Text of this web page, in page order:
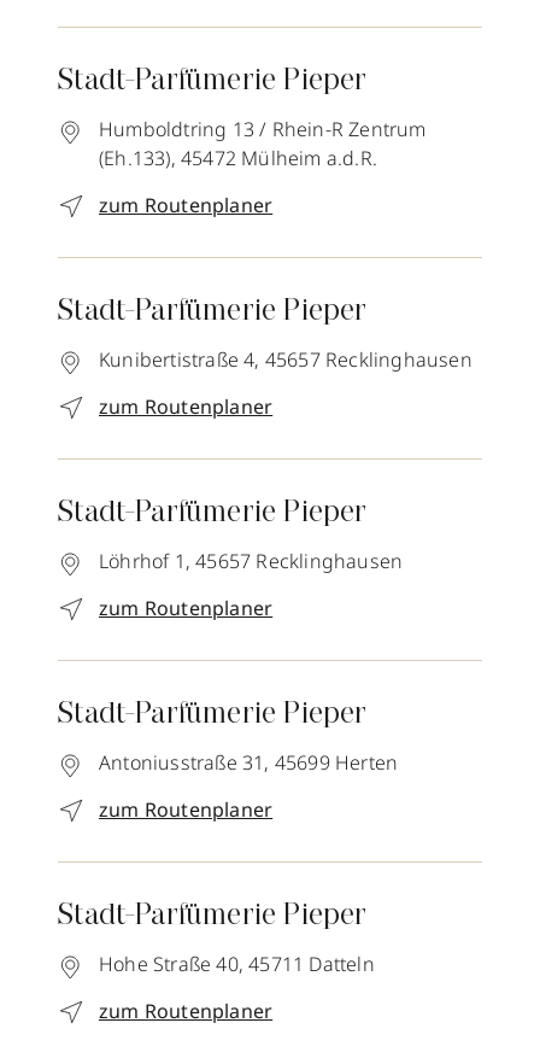
Stadt-Parfümerie Pieper
Humboldtring 13 / Rhein-R Zentrum
(Eh.133), 45472 Mülheim a.d.R.
zum Routenplaner
Stadt-Parfümerie Pieper
Kunibertistraße 4, 45657 Recklinghausen
zum Routenplaner
Stadt-Parfümerie Pieper
Löhrhof 1, 45657 Recklinghausen
zum Routenplaner
Stadt-Parfümerie Pieper
Antoniusstraße 31, 45699 Herten
zum Routenplaner
Stadt-Parfümerie Pieper
Hohe Straße 40, 45711 Datteln
zum Routenplaner